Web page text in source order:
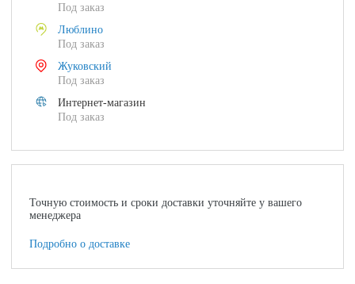
Под заказ
Люблино
Под заказ
Жуковский
Под заказ
Интернет-магазин
Под заказ
Точную стоимость и сроки доставки уточняйте у вашего
менеджера
Подробно о доставке